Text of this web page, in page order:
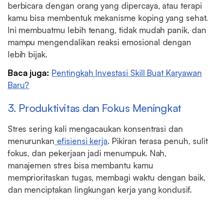
berbicara dengan orang yang dipercaya, atau terapi
kamu bisa membentuk mekanisme koping yang sehat.
Ini membuatmu lebih tenang, tidak mudah panik, dan
mampu mengendalikan reaksi emosional dengan
lebih bijak.
Baca juga: Pentingkah Investasi Skill Buat Karyawan
Baru?
3. Produktivitas dan Fokus Meningkat
Stres sering kali mengacaukan konsentrasi dan
menurunkan efisiensi kerja. Pikiran terasa penuh, sulit
fokus, dan pekerjaan jadi menumpuk. Nah,
manajemen stres bisa membantu kamu
memprioritaskan tugas, membagi waktu dengan baik,
dan menciptakan lingkungan kerja yang kondusif.